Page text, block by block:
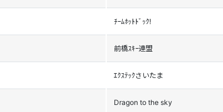
ﾁｰﾑﾎｯﾄﾄﾞｯｸ!
前橋ｽｷｰ連盟
ｴｸｽﾃｯｸさいたま
Dragon to the sky